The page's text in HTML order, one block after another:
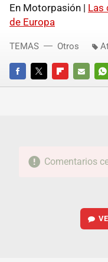
En Motorpasión | Las
de Europa
FACEBOOKTWITTERFLIPBOARD
E-
TEMAS Otros
Comentarios